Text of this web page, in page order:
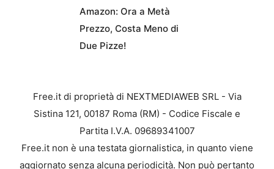
Amazon: Ora a Metà
Prezzo, Costa Meno di
Due Pizze!
Free.it di proprietà di NEXTMEDIAWEB SRL - Via
Sistina 121, 00187 Roma (RM) - Codice Fiscale e
Partita I.V.A. 09689341007
Free.it non è una testata giornalistica, in quanto viene
aggiornato senza alcuna periodicità. Non può pertanto